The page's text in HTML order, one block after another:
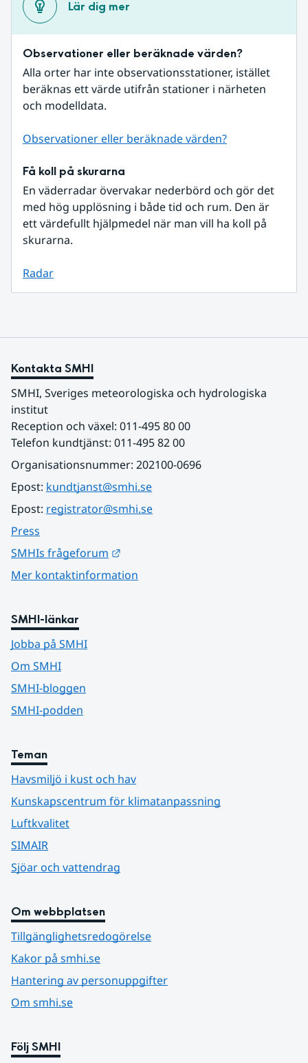
Lär dig mer
Observationer eller beräknade värden?
Alla orter har inte observationsstationer, istället
beräknas ett värde utifrån stationer i närheten
och modelldata.
Observationer eller beräknade värden?
Få koll på skurarna
En väderradar övervakar nederbörd och gör det
med hög upplösning i både tid och rum. Den är
ett värdefullt hjälpmedel när man vill ha koll på
skurarna.
Radar
Kontakta SMHI
SMHI, Sveriges meteorologiska och hydrologiska
institut
Reception och växel: 011-495 80 00
Telefon kundtjänst: 011-495 82 00
Organisationsnummer: 202100-0696
Epost: kundtjanst@smhi.se
Epost: registrator@smhi.se
Press
SMHIs frågeforum
Mer kontaktinformation
SMHI-länkar
Jobba på SMHI
Om SMHI
SMHI-bloggen
SMHI-podden
Teman
Havsmiljö i kust och hav
Kunskapscentrum för klimatanpassning
Luftkvalitet
SIMAIR
Sjöar och vattendrag
Om webbplatsen
Tillgänglighetsredogörelse
Kakor på smhi.se
Hantering av personuppgifter
Om smhi.se
Följ SMHI